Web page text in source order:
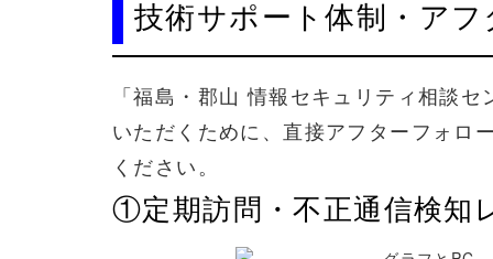
技術サポート体制・ アフ
「福島・郡山 情報セキュリティ相談セ
いただく ために、 直接アフター フォロ
ください。
①定期訪問・不正通信検知